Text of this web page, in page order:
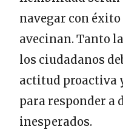
navegar con éxito
avecinan. Tanto
los ciudadanos
actitud proactiva
para responder a
inesperados.